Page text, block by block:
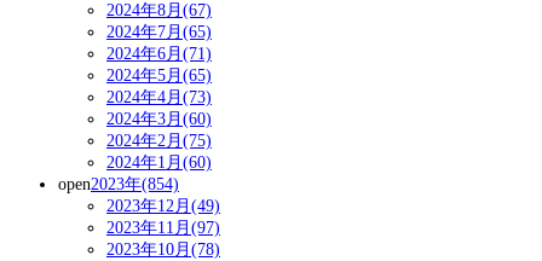
2024年8月(67)
2024年7月(65)
2024年6月(71)
2024年5月(65)
2024年4月(73)
2024年3月(60)
2024年2月(75)
2024年1月(60)
open2023年(854)
2023年12月(49)
2023年11月(97)
2023年10月(78)